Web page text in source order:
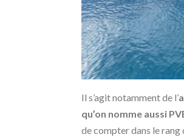
Il s’agit notamment de l’
qu’on nomme aussi
de compter dans le